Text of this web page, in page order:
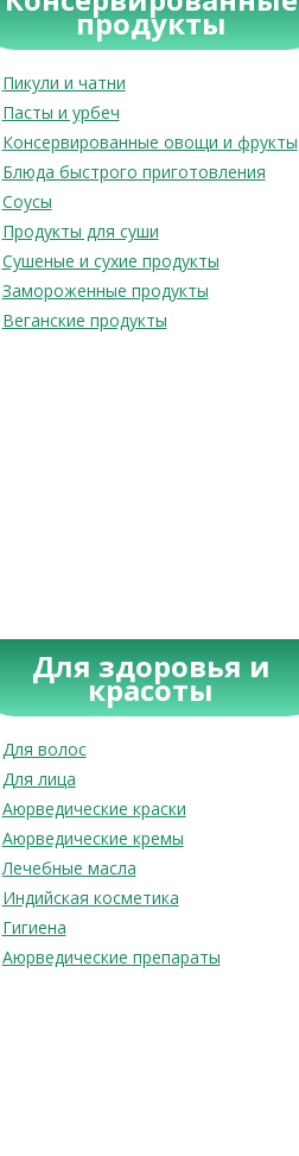
продукты
Пикули и чатни
Пасты и урбеч
Консервированные овощи и фрукты
Блюда быстрого приготовления
Соусы
Продукты для суши
Сушеные и сухие продукты
Замороженные продукты
Веганские продукты
Для здоровья и
красоты
Для волос
Для лица
Аюрведические краски
Аюрведические кремы
Лечебные масла
Индийская косметика
Гигиена
Аюрведические препараты